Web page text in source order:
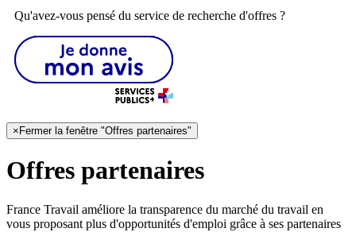
Qu'avez-vous pensé du service de recherche d'offres ?
× Fermer la fenêtre "Offres partenaires"
Offres partenaires
France Travail améliore la transparence du marché du travail en
vous proposant plus d'opportunités d'emploi grâce à ses partenaires